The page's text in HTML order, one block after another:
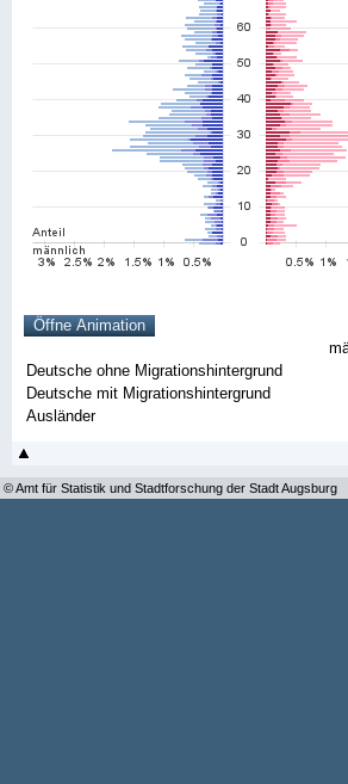
Deutsche ohne Migrationshintergrund
Deutsche mit Migrationshintergrund
Ausländer
© Amt für Statistik und Stadtforschung der Stadt Augsburg